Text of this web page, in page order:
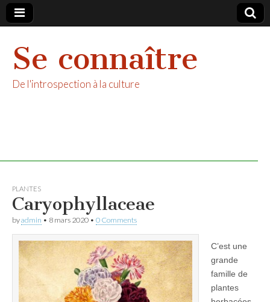
Se connaître
De l'introspection à la culture
PLANTES
Caryophyllaceae
byadmin • 8 mars 2020 • 0 Comments
C’est une
grande
famille de
plantes